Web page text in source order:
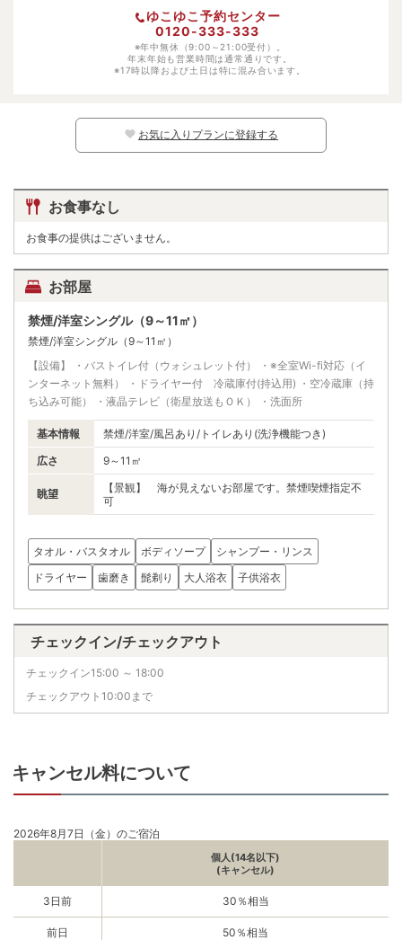
3850円
3850円
幼児（寝具・食事なし） 日程・人数により変動
い日程ではお子様はご予約いただけません。
ゆこゆこ予約センター
0120-333-333
※年中無休（9:00～21:00受付）。
年末年始も営業時間は通常通りです。
※17時以降および土日は特に混み合います。
お気に入りプランに登録する
お食事なし
お食事の提供はございません。
お部屋
禁煙/洋室シングル（9～11㎡）
禁煙/洋室シングル（9～11㎡）
【設備】 ・バストイレ付（ウォシュレット付） ・※全室Wi-fi対応（イ
ンターネット無料） ・ドライヤー付 冷蔵庫付(持込用) ・空冷蔵庫（持
ち込み可能） ・液晶テレビ（衛星放送もＯＫ） ・洗面所
基本情報
禁煙/洋室/風呂あり/トイレあり(洗浄機能つき)
広さ
9～11㎡
眺望
【景観】 海が見えないお部屋です。禁煙喫煙指定不
可
タオル・バスタオル ボディソープ
シャンプー・リンス
ドライヤー
歯磨き 髭剃り 大人浴衣 子供浴衣
チェックイン/チェックアウト
チェックイン15:00 ～ 18:00
チェックアウト10:00まで
キャンセル料について
2026年8月7日（金）のご宿泊
個人(14名以下)
(キャンセル)
3日前 30％相当
前日 50％相当